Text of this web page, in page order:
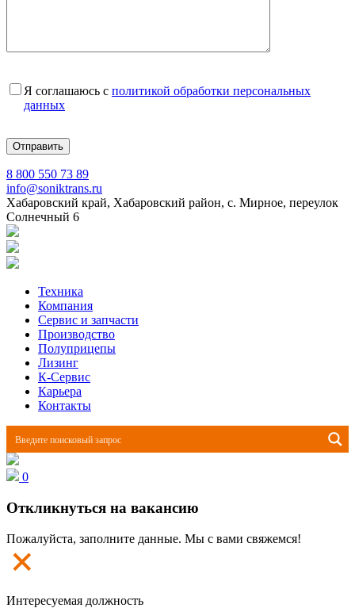
Я соглашаюсь с политикой обработки персональных
данных
8 800 550 73 89
info@soniktrans.ru
Хабаровский край, Хабаровский район, с. Мирное, переулок
Солнечный 6
Техника
Компания
Сервис и запчасти
Производство
Полуприцепы
Лизинг
К-Сервис
Карьера
Контакты
0
Откликнуться на вакансию
Пожалуйста, заполните данные. Мы с вами свяжемся!
Интересуемая должность